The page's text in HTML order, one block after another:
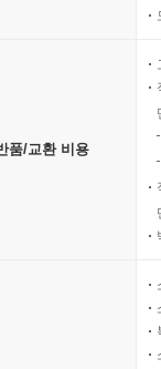
품/교환 비용